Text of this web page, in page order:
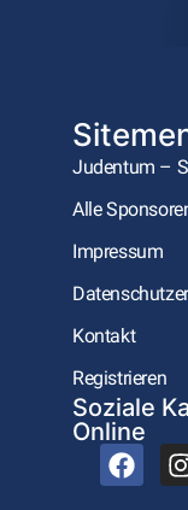
Judentum –
Alle
Impressum
Kontakt
Registrieren
Soziale
Online